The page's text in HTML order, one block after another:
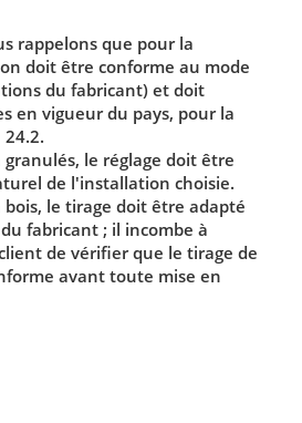
rappelons que pour la
doit être conforme au mode
du fabricant) et doit
en vigueur du pays, pour la
24.2.
granulés, le réglage doit être
de l'installation choisie.
bois, le tirage doit être adapté
fabricant ; il incombe à
de vérifier que le tirage de
avant toute mise en